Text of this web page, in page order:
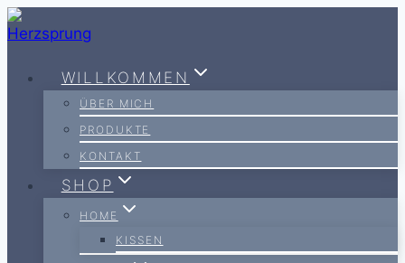
Zum
Inhalt
springen
WILLKOMMEN
ÜBER MICH
PRODUKTE
KONTAKT
SHOP
HOME
KISSEN